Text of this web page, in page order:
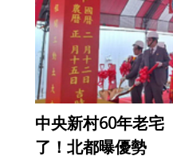
中央新村60年老宅
了！北都曝優勢